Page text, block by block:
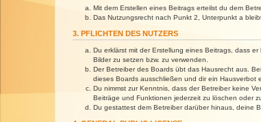
Mit dem Erstellen eines Beitrags erteilst du dem
Das Nutzungsrecht nach Punkt 2, Unterpunkt a
3. PFLICHTEN DES NUTZERS
Du erklärst mit der Erstellung eines Beitrags, dass
Bilder zu setzen bzw. zu verwenden.
Der Betreiber des Boards übt das Hausrecht aus.
dieses Boards ausschließen und dir ein Hausverbot
Du nimmst zur Kenntnis, dass der Betreiber keine
Beiträge und Funktionen jederzeit zu löschen oder
Du gestattest dem Betreiber darüber hinaus, deine